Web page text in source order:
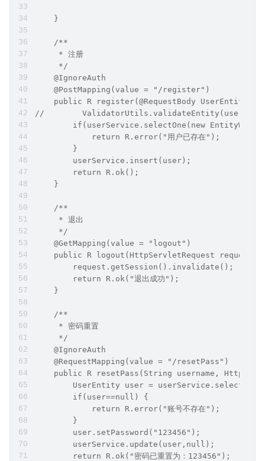
    }
    /**
     * 注册
     */
    @IgnoreAuth
    @PostMapping(value = "/register")
public R register(@RequestBody UserEntity
//        ValidatorUtils.validateEntity(user);
if(userService.selectOne(new
            return R.error("用户已存在");
        }
        userService.insert(user);
        return R.ok();
    }
    /**
     * 退出
     */
    @GetMapping(value = "logout")
public R logout(HttpServletRequest request)
        request.getSession().invalidate();
        return R.ok("退出成功");
    }
    /**
     * 密码重置
     */
    @IgnoreAuth
    @RequestMapping(value = "/resetPass")
public R resetPass(String username,
UserEntity user =
        if(user==null) {
            return R.error("账号不存在");
        }
        user.setPassword("123456");
        userService.update(user,null);
        return R.ok("密码已重置为：123456");